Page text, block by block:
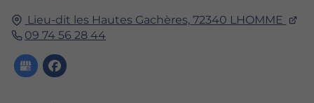
Lieu-dit les Hautes Gachères, 72340 LHOMME
09 74 56 28 44